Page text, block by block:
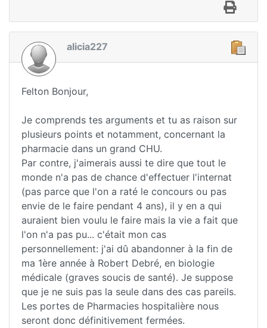
alicia227
Felton Bonjour,
Je comprends tes arguments et tu as raison sur
plusieurs points et notamment, concernant la
pharmacie dans un grand CHU.
Par contre, j'aimerais aussi te dire que tout le
monde n'a pas de chance d'effectuer l'internat
(pas parce que l'on a raté le concours ou pas
envie de le faire pendant 4 ans), il y en a qui
auraient bien voulu le faire mais la vie a fait que
l'on n'a pas pu... c'était mon cas
personnellement: j'ai dû abandonner à la fin de
ma 1ère année à Robert Debré, en biologie
médicale (graves soucis de santé). Je suppose
que je ne suis pas la seule dans des cas pareils.
Les portes de Pharmacies hospitalière nous
seront donc définitivement fermées.